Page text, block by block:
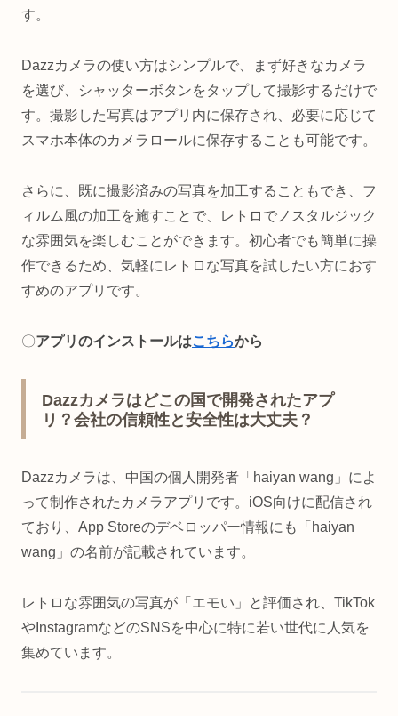
す。
Dazzカメラの使い方はシンプルで、まず好きなカメラ
を選び、シャッターボタンをタップして撮影するだけで
す。撮影した写真はアプリ内に保存され、必要に応じて
スマホ本体のカメラロールに保存することも可能です。
さらに、既に撮影済みの写真を加工することもでき、フ
ィルム風の加工を施すことで、レトロでノスタルジック
な雰囲気を楽しむことができます。初心者でも簡単に操
作できるため、気軽にレトロな写真を試したい方におす
すめのアプリです。
〇アプリのインストールはこちらから
Dazzカメラはどこの国で開発されたアプ
リ？会社の信頼性と安全性は大丈夫？
Dazzカメラは、中国の個人開発者「haiyan wang」によ
って制作されたカメラアプリです。iOS向けに配信され
ており、App Storeのデベロッパー情報にも「haiyan
wang」の名前が記載されています。
レトロな雰囲気の写真が「エモい」と評価され、TikTok
やInstagramなどのSNSを中心に特に若い世代に人気を
集めています。